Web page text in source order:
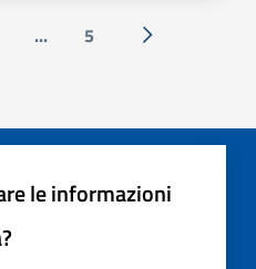
... 5 Successiva »
le informazioni